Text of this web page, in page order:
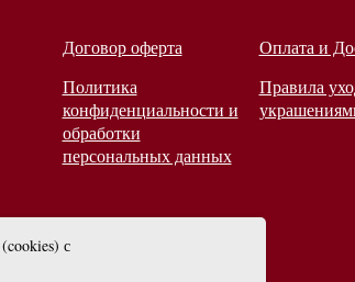
(cookies) с
Договор оферта
Политика
конфиденциальности и
обработки
персональных данных
Оплата и
Правила